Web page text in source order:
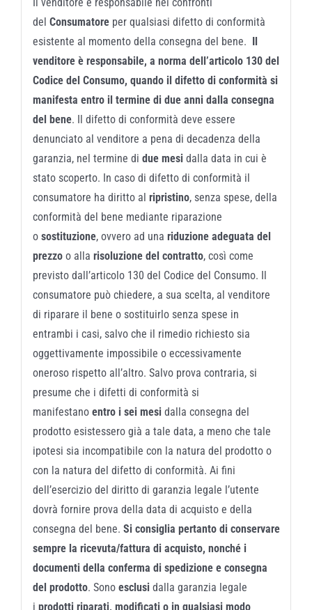
Il venditore è responsabile nei confronti
del Consumatoreper qualsiasi difetto di conformità
esistente al momento della consegna del bene.
venditore è responsabile, a norma dell’articolo 130 del
Codice del Consumo, quando il difetto di conformità si
manifesta entro il termine di due anni dalla consegna
del bene. Il difetto di conformità deve essere
denunciato al venditore a pena di decadenza della
garanzia, nel termine di due mesi dalla data in cui è
stato scoperto. In caso di difetto di conformità il
consumatore ha diritto al ripristino, senza spese, della
conformità del bene mediante riparazione
o sostituzione, ovvero ad una riduzione adeguata del
prezzoo alla risoluzione del contratto, così come
previsto dall’articolo 130 del Codice del Consumo. Il
consumatore può chiedere, a sua scelta, al venditore
di riparare il bene o sostituirlo senza spese in
entrambi i casi, salvo che il rimedio richiesto sia
oggettivamente impossibile o eccessivamente
oneroso rispetto all’altro. Salvo prova contraria, si
presume che i difetti di conformità si
manifestano entro i sei mesi dalla consegna del
prodotto esistessero già a tale data, a meno che tale
ipotesi sia incompatibile con la natura del prodotto o
con la natura del difetto di conformità. Ai fini
dell’esercizio del diritto di garanzia legale l’utente
dovrà fornire prova della data di acquisto e della
consegna del bene. Si consiglia pertanto di conservare
sempre la ricevuta/fattura di acquisto, nonché i
documenti della conferma di spedizione e consegna
del prodotto. Sono esclusi dalla garanzia legale
i prodotti riparati, modificati o in qualsiasi modo